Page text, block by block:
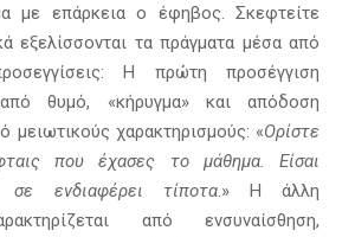
με επάρκεια ο έφηβος. Σκεφτείτε
εξελίσσονται τα πράγματα μέσα από
Η πρώτη προσέγγιση
από θυμό, «κήρυγμα» και απόδοση
μειωτικούς χαρακτηρισμούς: «Ορίστε
που έχασες το μάθημα. Είσαι
σε ενδιαφέρει τίποτα.» H άλλη
από ενσυναίσθηση,